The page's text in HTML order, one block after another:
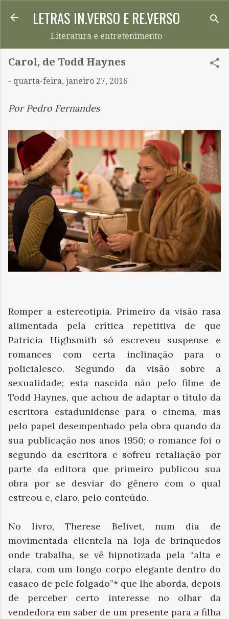
Pular para o conteúdo principal
LETRAS IN.VERSO E RE.VERSO
Literatura e entretenimento
Carol, de Todd Haynes
- quarta-feira, janeiro 27, 2016
Por Pedro Fernandes
Romper a estereotipia. Primeiro da visão rasa
alimentada pela crítica repetitiva de que
Patricia Highsmith só escreveu suspense e
romances com certa inclinação para o
policialesco. Segundo da visão sobre a
sexualidade; esta nascida não pelo filme de
Todd Haynes, que achou de adaptar o título da
escritora estadunidense para o cinema, mas
pelo papel desempenhado pela obra quando da
sua publicação nos anos 1950; o romance foi o
segundo da escritora e sofreu retaliação por
parte da editora que primeiro publicou sua
obra por se desviar do gênero com o qual
estreou e, claro, pelo conteúdo.
No livro, Therese Belivet, num dia de
movimentada clientela na loja de brinquedos
onde trabalha, se vê hipnotizada pela “alta e
clara, com um longo corpo elegante dentro do
casaco de pele folgado”* que lhe aborda, depois
de perceber certo interesse no olhar da
vendedora em saber de um presente para a filha